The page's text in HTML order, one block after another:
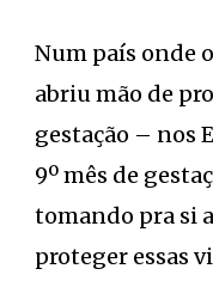
Num país onde
abriu mão de
gestação – nos
9º mês de
tomando pra si
proteger essas